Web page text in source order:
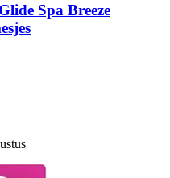
Spa Breeze